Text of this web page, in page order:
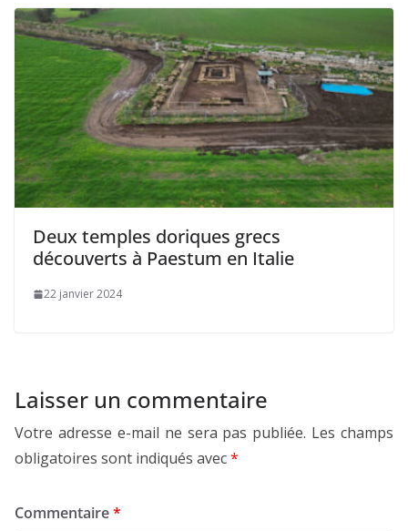
Deux temples doriques grecs
découverts à Paestum en Italie
22 janvier 2024
Laisser un commentaire
Votre adresse e-mail ne sera pas publiée. Les champs
obligatoires sont indiqués avec*
Commentaire*